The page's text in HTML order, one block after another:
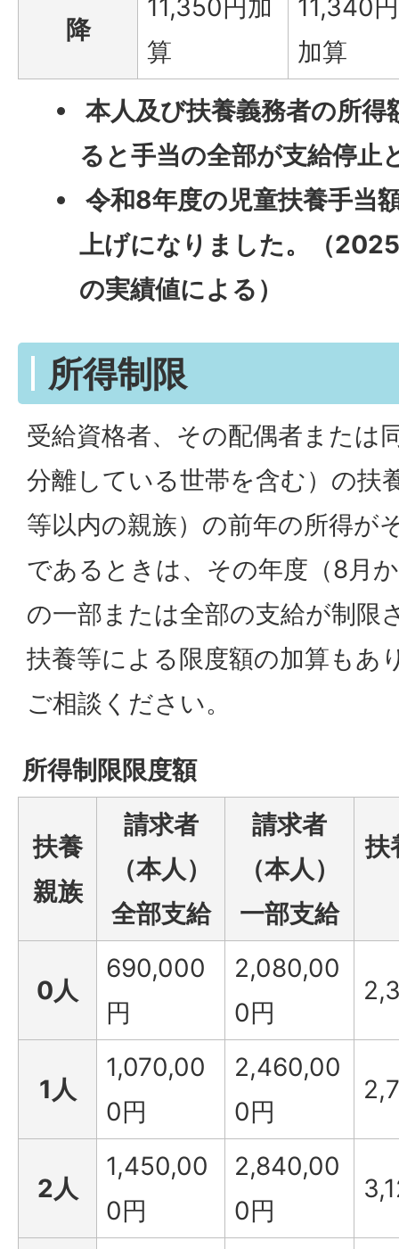
降
11,350円加
算
11,340
加算
本人及び扶養義務者の所得
ると手当の全部が支給停止
令和8年度の児童扶養手当
上げになりました。（
の実績値による）
所得制限
受給資格者、その配偶者または
分離している世帯を含む）の扶
等以内の親族）の前年の所得が
であるときは、その年度（8月
の一部または全部の支給が制限
扶養等による限度額の加算もあ
ご相談ください。
所得制限限度額
扶養
親族
請求者
（本人）
全部支給
請求者
（本人）
一部支給
扶
0人
690,000
円
2,080,00
0円
1人
1,070,00
0円
2,460,00
0円
2人
1,450,00
0円
2,840,00
0円